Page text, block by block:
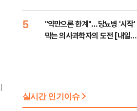
5
"약만으론 한계"…당뇨병 '시작'
막는 의사과학자의 도전 [내일의